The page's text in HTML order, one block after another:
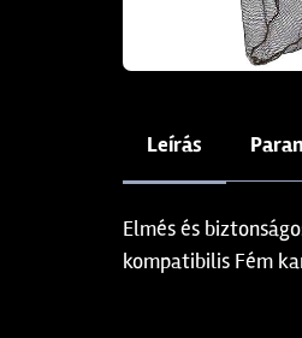
Leírás
Elmés és
kompatibilis Fém